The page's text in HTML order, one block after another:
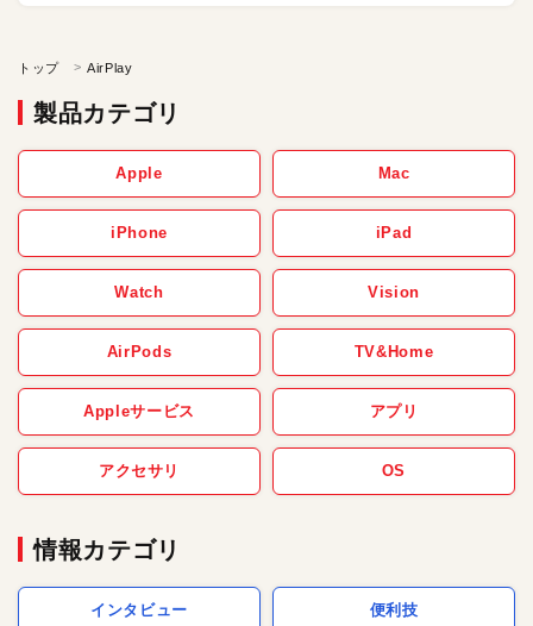
トップ AirPlay
製品カテゴリ
Apple Mac
iPhone iPad
Watch Vision
AirPods TV&Home
Appleサービス アプリ
アクセサリ OS
情報カテゴリ
インタビュー 便利技